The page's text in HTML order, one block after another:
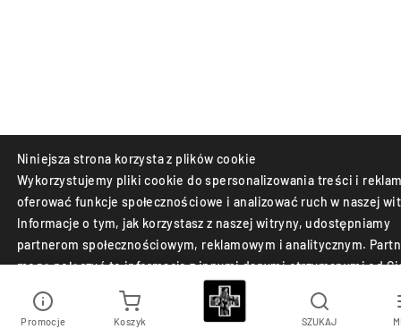
Promocje
Koszyk
SZUKAJ
Niniejsza strona korzysta z plików cookie
Wykorzystujemy pliki cookie do spersonalizowania treści i
oferować funkcje społecznościowe i analizować ruch w naszej
Informacje o tym, jak korzystasz z naszej witryny, udostępniamy
partnerom społecznościowym, reklamowym i analitycznym.
mogą połączyć te informacje z innymi danymi otrzymanymi od
lub uzyskanymi podczas korzystania z ich usług.
Akceptuj Odrzuć